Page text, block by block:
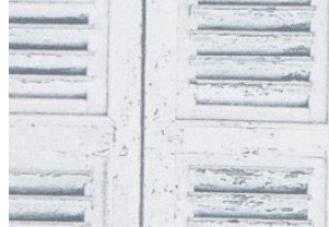
3D Wall Covering / 3д обои
Аксен / Axxent
Дурофолам / Durofoam
Интерьерный декор
Люксус / Luxxus
Новая классика / New
Современный / Modern
Современный 2.0 / Modern
Ульф Мориц / Ulf Moritz
Родекор (RoDecor) +
Ар-Деко